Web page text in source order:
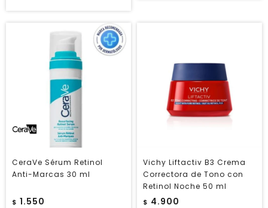
CeraVe Sérum Retinol
Anti-Marcas 30 ml
$ 1.550
Vichy Liftactiv B3 Crema
Correctora de Tono con
Retinol Noche 50 ml
$ 4.900